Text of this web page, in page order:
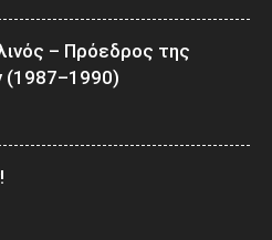
– Πρόεδρος της
(1987–1990)